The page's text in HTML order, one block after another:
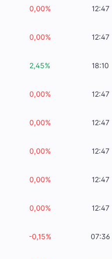
0,00% 12:47
0,00% 12:47
2,45% 18:10
0,00% 12:47
0,00% 12:47
0,00% 12:47
0,00% 12:47
0,00% 12:47
-0,15% 07:36